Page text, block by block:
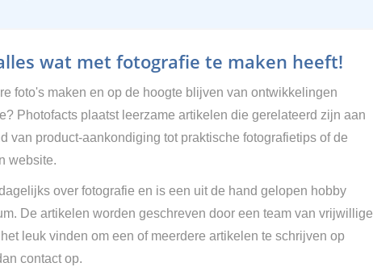
wat met fotografie te maken heeft!
foto's maken en op de hoogte blijven van ontwikkelingen
Photofacts plaatst leerzame artikelen die gerelateerd zijn aan
van product-aankondiging tot praktische fotografietips of de
website.
over fotografie en is een uit de hand gelopen hobby
De artikelen worden geschreven door een team van vrijwillige
leuk vinden om een of meerdere artikelen te schrijven op
contact op.